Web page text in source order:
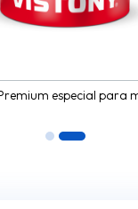
especial para